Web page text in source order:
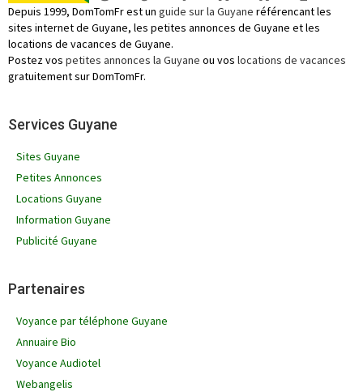
Depuis 1999, DomTomFr est un guide sur la Guyane référencant les
sites internet de Guyane, les petites annonces de Guyane et les
locations de vacances de Guyane.
Postez vos petites annonces la Guyane ou vos locations de vacances
gratuitement sur DomTomFr.
Services Guyane
Sites Guyane
Petites Annonces
Locations Guyane
Information Guyane
Publicité Guyane
Partenaires
Voyance par téléphone Guyane
Annuaire Bio
Voyance Audiotel
Webangelis